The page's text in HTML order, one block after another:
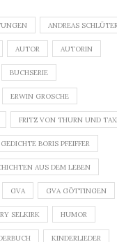
ANDREAS
AUTOR AUTORIN
BUCHSERIE
ERWIN GROSCHE
FRITZ VON THURN UND
GEDICHTE BORIS PFEIFFER
AUS DEM LEBEN
GVA GVA GÖTTINGEN
SELKIRK HUMOR
KINDERLIEDER